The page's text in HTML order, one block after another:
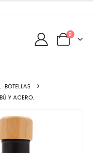
0
, BOTELLAS
Y ACERO.